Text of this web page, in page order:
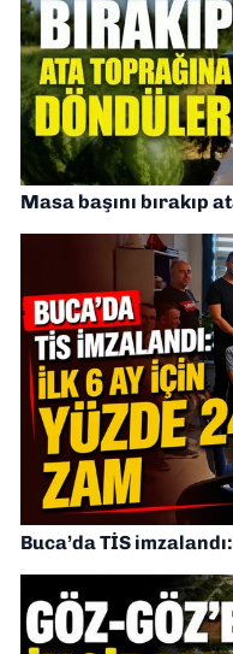
Masa başını bırakıp
Buca’da TİS